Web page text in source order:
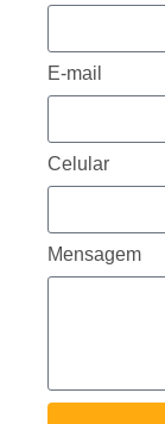
E-mail
Celular
Mensagem